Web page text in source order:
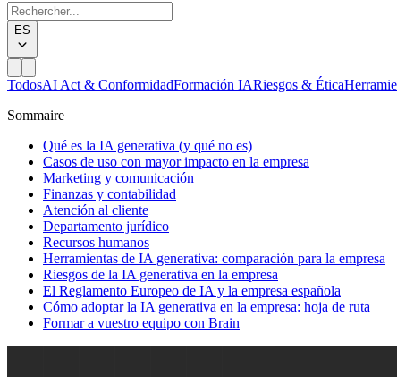
ES
TodosAI Act & ConformidadFormación IARiesgos & Ética
Sommaire
Qué es la IA generativa (y qué no es)
Casos de uso con mayor impacto en la empresa
Marketing y comunicación
Finanzas y contabilidad
Atención al cliente
Departamento jurídico
Recursos humanos
Herramientas de IA generativa: comparación para la empresa
Riesgos de la IA generativa en la empresa
El Reglamento Europeo de IA y la empresa española
Cómo adoptar la IA generativa en la empresa: hoja de ruta
Formar a vuestro equipo con Brain